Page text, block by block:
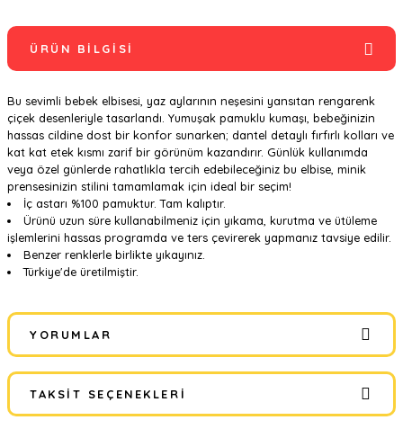
ÜRÜN BILGISI
Bu sevimli bebek elbisesi, yaz aylarının neşesini yansıtan rengarenk
çiçek desenleriyle tasarlandı. Yumuşak pamuklu kumaşı, bebeğinizin
hassas cildine dost bir konfor sunarken; dantel detaylı fırfırlı kolları ve
kat kat etek kısmı zarif bir görünüm kazandırır. Günlük kullanımda
veya özel günlerde rahatlıkla tercih edebileceğiniz bu elbise, minik
prensesinizin stilini tamamlamak için ideal bir seçim!
İç astarı %100 pamuktur. Tam kalıptır.
Ürünü uzun süre kullanabilmeniz için yıkama, kurutma ve ütüleme
işlemlerini hassas programda ve ters çevirerek yapmanız tavsiye edilir.
Benzer renklerle birlikte yıkayınız.
Türkiye'de üretilmiştir.
YORUMLAR
Bu ürüne ilk yorumu siz yapın!
TAKSIT SEÇENEKLERI